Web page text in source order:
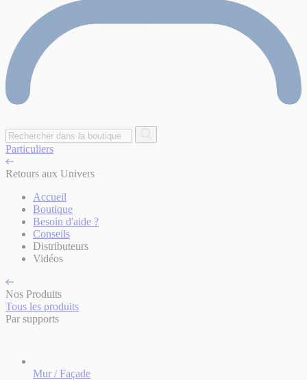
Particuliers
Retours aux Univers
Accueil
Boutique
Besoin d'aide ?
Conseils
Distributeurs
Vidéos
Nos Produits
Tous les produits
Par supports
Mur / Façade